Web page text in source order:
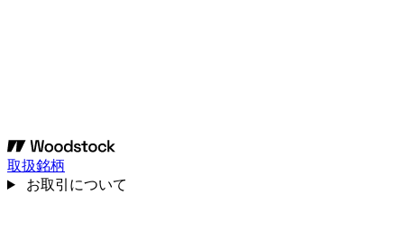
取扱銘柄
お取引について